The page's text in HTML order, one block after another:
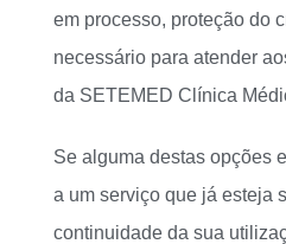
em processo, proteção do
necessário para atender
da SETEMED Clínica
Se alguma destas opções
a um serviço que já esteja
continuidade da sua